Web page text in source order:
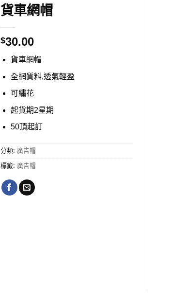
貨車網帽
$30.00
貨車網帽
全網質料,透氣輕盈
可繡花
起貨期2星期
50頂起訂
分類: 廣告帽
標籤: 廣告帽